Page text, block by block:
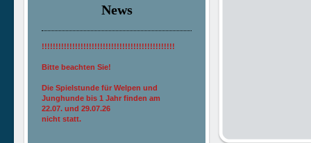
News
!!!!!!!!!!!!!!!!!!!!!!!!!!!!!!!!!!!!!!!!!!!!!!!!
Bitte beachten Sie!
Die Spielstunde für Welpen und
Junghunde bis 1 Jahr finden am
22.07. und 29.07.26
nicht statt.